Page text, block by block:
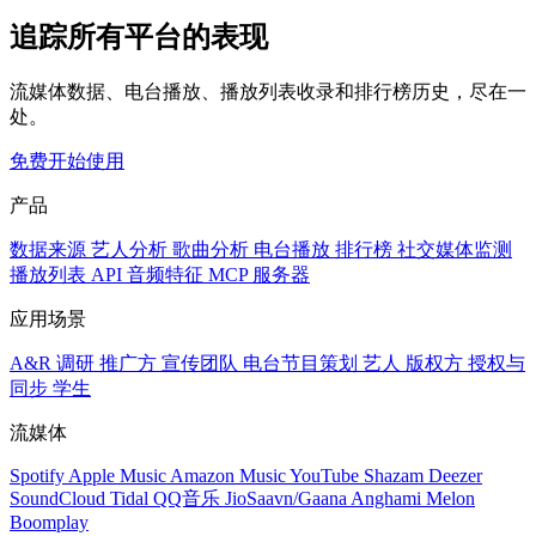
追踪所有平台的表现
流媒体数据、电台播放、播放列表收录和排行榜历史，尽在一
处。
免费开始使用
产品
数据来源 艺人分析 歌曲分析 电台播放 排行榜 社交媒体监测
播放列表 API 音频特征 MCP 服务器
应用场景
A&R 调研 推广方 宣传团队 电台节目策划 艺人 版权方 授权与
同步 学生
流媒体
Spotify Apple Music Amazon MusicYouTube Shazam Deezer
SoundCloud Tidal QQ音乐 JioSaavn/Gaana Anghami Melon
Boomplay